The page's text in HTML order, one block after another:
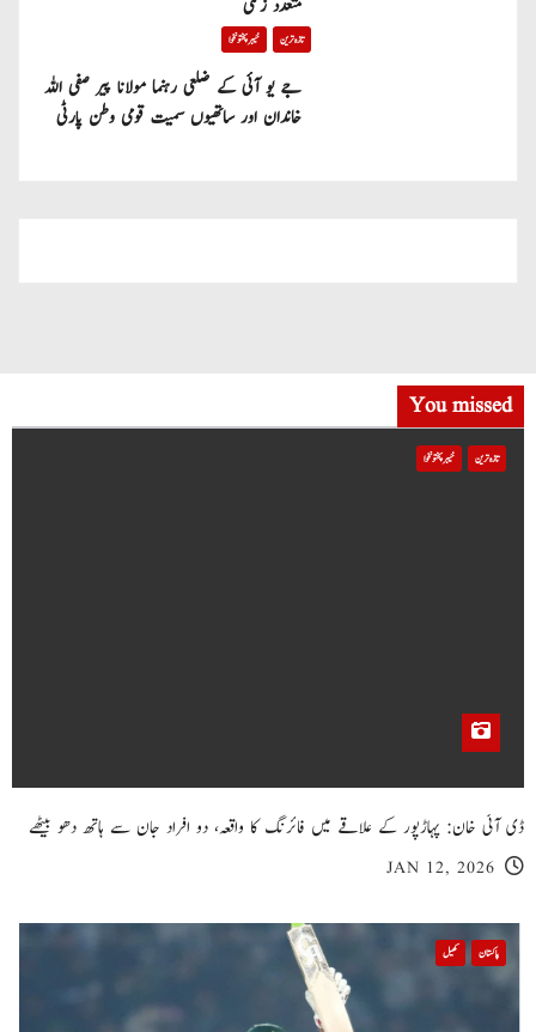
متعدد زخمی
تازہ ترین خیبر پختونخوا
جے یو آئی کے ضلعی رہنما مولانا پیر صفی اللہ
خاندان اور ساتھیوں سمیت قومی وطن پارٹی
You missed
تازہ ترین خیبر پختونخوا
ڈی آئی خان: پہاڑپور کے علاقے میں فائرنگ کا واقعہ، دو افراد جان سے ہاتھ دھو بیٹھے
JAN 12, 2026
پاکستان کھیل